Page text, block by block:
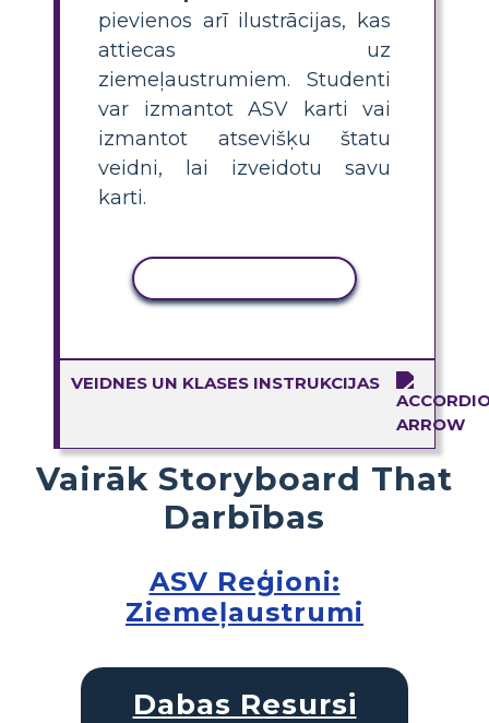
pievienos arī ilustrācijas, kas
attiecas uz
ziemeļaustrumiem. Studenti
var izmantot ASV karti vai
izmantot atsevišķu štatu
veidni, lai izveidotu savu
karti.
VEIDNES UN KLASES INSTRUKCIJAS
Vairāk Storyboard That
Darbības
ASV Reģioni:
Ziemeļaustrumi
Dabas Resursi